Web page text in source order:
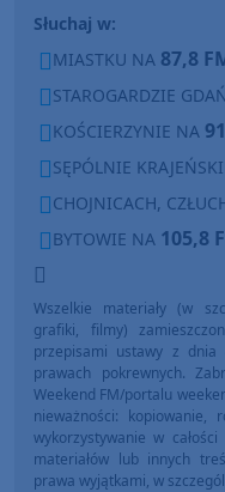
Słuchaj w:
MIASTKU NA 87,8
STAROGARDZIE
KOŚCIERZYNIE NA
SĘPÓLNIE
CHOJNICACH,
BYTOWIE NA 105,8
Wszelkie materiały (w
grafiki, filmy)
przepisami ustawy z
prawach pokrewnych.
Weekend FM/portalu
nieważności: kopiowanie,
wykorzystywanie w
materiałów lub innych
prawa wyjątkami, w